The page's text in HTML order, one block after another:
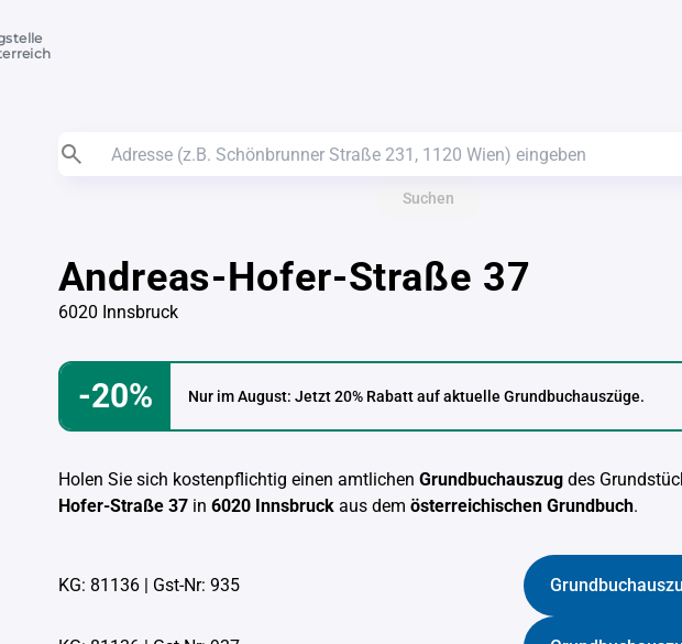
Suchen
Andreas-Hofer-Straße 37
6020 Innsbruck
-20% Nur im August: Jetzt 20% Rabatt auf aktuelle Grundbuchauszüge.
Holen Sie sich kostenpflichtig einen amtlichen Grundbuchauszug des
Hofer-Straße 37 in 6020 Innsbruck aus dem österreichischen Grundbuch.
KG: 81136 | Gst-Nr: 935